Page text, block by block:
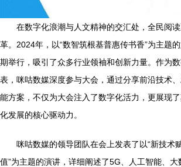
在数字化浪潮与人文精神的交汇处，全民阅
革。2024年，以“数智筑根基普惠传书香”为主题
期举行，吸引了众多行业领袖和创新力量。作为
表，咪咕数媒深度参与大会，通过分享前沿技术
能方案，不仅为大会注入了数字化活力，更展现
化发展的核心驱动力。
咪咕数媒的领导团队在会上发表了以“新技术
值”为主题的演讲，详细阐述了5G、人工智能、